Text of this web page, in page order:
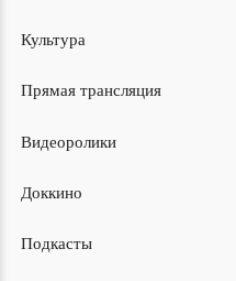
Культура
Прямая трансляция
Видеоролики
Доккино
Подкасты